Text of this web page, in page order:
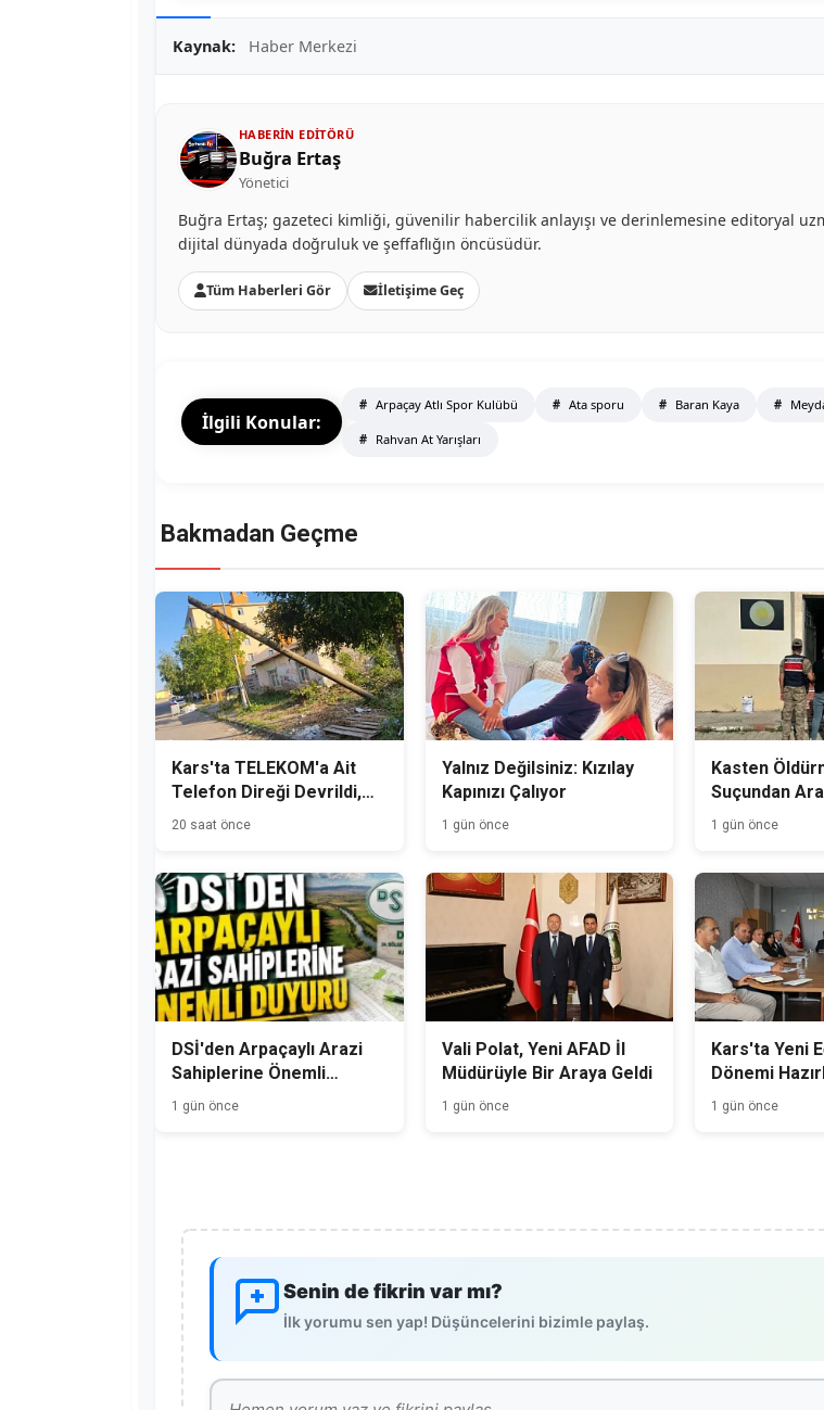
Kaynak: Haber Merkezi
HABERIN EDITÖRÜ
Buğra Ertaş
Yönetici
Buğra Ertaş; gazeteci kimliği, güvenilir habercilik anlayışı ve derinlemesine editoryal
dijital dünyada doğruluk ve şeffaflığın öncüsüdür.
Tüm Haberleri Gör İletişime Geç
İlgili Konular:
Arpaçay Atlı Spor Kulübü Ata sporu Baran Kaya
Rahvan At Yarışları
Bakmadan Geçme
Kars'ta TELEKOM'a Ait
Telefon Direği Devrildi,
Mahalle Sakinleri Önlem
20 saat önce
Yalnız Değilsiniz: Kızılay
Kapınızı Çalıyor
1 gün önce
Kasten
Suçundan
Hükümlü
Yakalandı
1 gün önce
DSİ'den Arpaçaylı Arazi
Sahiplerine Önemli
Duyuru
1 gün önce
Vali Polat, Yeni AFAD İl
Müdürüyle Bir Araya Geldi
1 gün önce
Kars'ta Yeni
Dönemi
Başladı
1 gün önce
Senin de fikrin var mı?
İlk yorumu sen yap! Düşüncelerini bizimle paylaş.